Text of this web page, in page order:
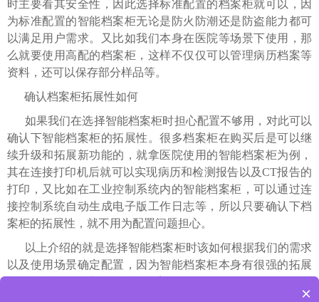
时主要看其安全性，因此选择标准配置的档案柜就可以，因
为标准配置的智能档案柜无论是防火防潮还是防盗能力都可
以满足用户需求。又比如我们本身在医院等场景下使用，那
么就要使用高配的档案柜，这样不仅仅可以管理病历档案等
资料，还可以保存部分样品等。
确认档案柜拓展性如何
如果我们在选择智能档案柜时担心配置不够用，对此可以
确认下智能档案柜的拓展性。很多档案柜在购买后是可以继
续升级和拓展新功能的，就拿医院使用的智能档案柜为例，
其在连接打印机后就可以实现病历和检测报告以及CT报告的
打印，又比如在工业控制系统内的智能档案柜，可以通过连
接控制系统自动生成电子版工作日志等，所以只要确认下档
案柜的拓展性，就不用为配置问题担心。
以上介绍的就是选择智能档案柜时该如何根据我们的需求
以及使用场景确定配置，因为智能档案柜本身有很强的拓展
×